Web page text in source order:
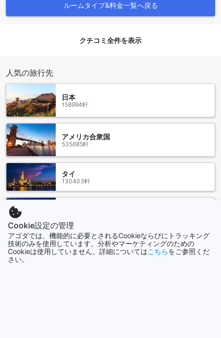
を楽しむことができます。
ガーデン クリフ リゾート&スパは、ナクルアの魅力を最大限
ガーデン クリフ リゾート&スパ【SHA Extra+認定】への最寄
りの空港からのアクセス方法をご紹介します。パタヤには2つ
の主要な空港があります。まず、スワンナプーム国際空港
（バンコク国際空港）からガーデン クリフ リゾート&スパへ
のアクセス方法です。空港からタクシーを利用すると、約1時
間30分でリゾートに到着することができます。また、空港か
らのプライベート車の手配も可能です。お問い合わせいただ
ければ、スタッフがお手伝いいたします。もう1つの空港はウ
タパオ国際空港です。ウタパオ国際空港からガーデン クリフ
リゾート&スパまでの距離は約45キロメートルです。タクシ
ーを利用すると、約40分で到着することができます。リゾー
トへのアクセスは非常に便利で、快適な滞在をお楽しみいた
だけます。
ガーデン クリフ リゾート&スパ【SHA Extra+認定】の周辺の
ランドマークと観光スポット
ガーデン クリフ リゾート&スパ【SHA Extra+認定】は、パタ
ヤの中心部に位置し、数多くの魅力的なランドマークと観光
スポットに囲まれています。近くには、美しいサンクチュア
ルームタイプ&料金一覧へ戻る
クチコミ全件を表示
人気の旅行先
日本
158994軒
アメリカ合衆国
535685軒
タイ
130403軒
シンガポール
1505軒
Cookie設定の管理
アゴダでは、機能的に必要とされるCookieならびにトラッキング
技術のみを使用しています。分析やマーケティングのための
Cookieは使用していません。詳細についてはこちらをご参照くだ
さい。